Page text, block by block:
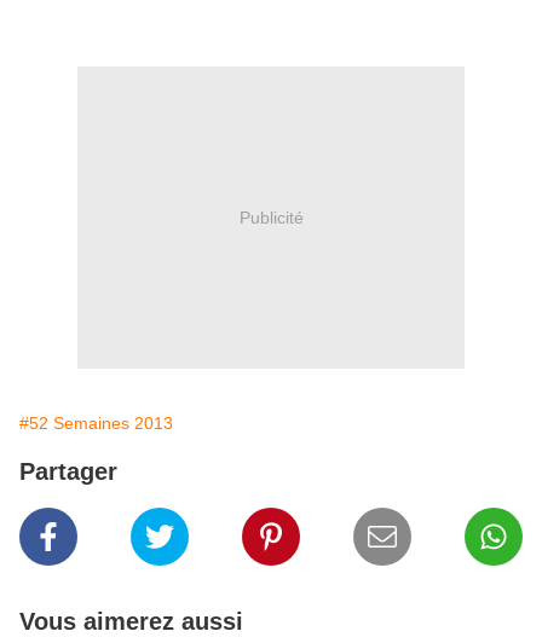
Publicité
#52 Semaines 2013
Partager
Vous aimerez aussi